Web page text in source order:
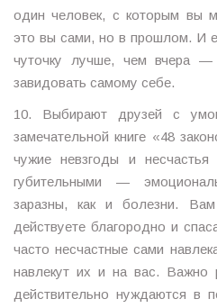
один человек, с которым вы
это вы сами, но в прошлом. И
чуточку лучше, чем вчера
завидовать самому себе.
10. Выбирают друзей с
замечательной книге «48
чужие невзгоды и
губительными —
заразны, как и болезни.
действуете благородно и
часто несчастные сами
навлекут их и на вас. Важно
действительно нуждаются в